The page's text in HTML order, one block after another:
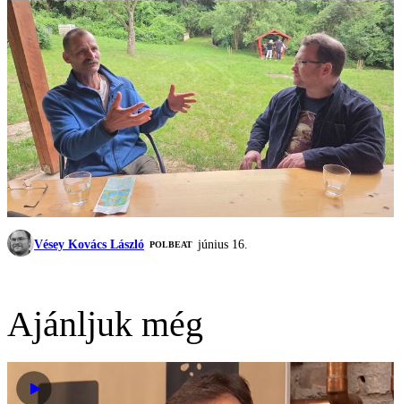
Vésey Kovács László ‎POLBEAT június 16.
Ajánljuk még